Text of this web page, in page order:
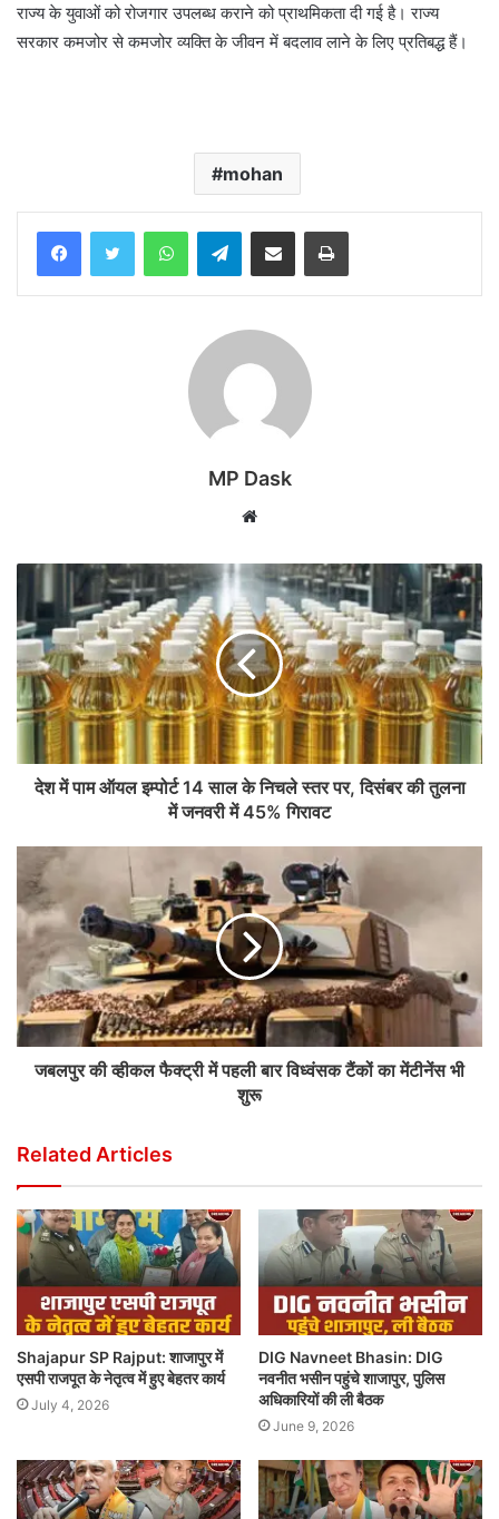
राज्य के युवाओं को रोजगार उपलब्ध कराने को प्राथमिकता दी गई है। राज्य
सरकार कमजोर से कमजोर व्यक्ति के जीवन में बदलाव लाने के लिए प्रतिबद्ध हैं।
mohan
WhatsAppTelegramShare via Email Print
MP Dask
Website
देश में पाम ऑयल इम्पोर्ट 14 साल के निचले स्तर पर, दिसंबर की तुलना
में जनवरी में 45% गिरावट
जबलपुर की व्हीकल फैक्ट्री में पहली बार विध्वंसक टैंकों का मेंटीनेंस भी
शुरू
Related Articles
Shajapur SP Rajput: शाजापुर में
एसपी राजपूत के नेतृत्व में हुए बेहतर कार्य
July 4, 2026
DIG Navneet Bhasin: DIG
नवनीत भसीन पहुंचे शाजापुर, पुलिस
अधिकारियों की ली बैठक
June 9, 2026